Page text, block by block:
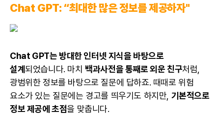
Chat GPT: “최대한 많은 정보를 제공하자"
Chat GPT는 방대한 인터넷 지식을 바탕으로
설계되었습니다. 마치 백과사전을 통째로 외운 친구처럼,
광범위한 정보를 바탕으로 질문에 답하죠. 때때로 위험
요소가 있는 질문에는 경고를 띄우기도 하지만, 기본적으로
정보 제공에 초점을 맞춥니다.